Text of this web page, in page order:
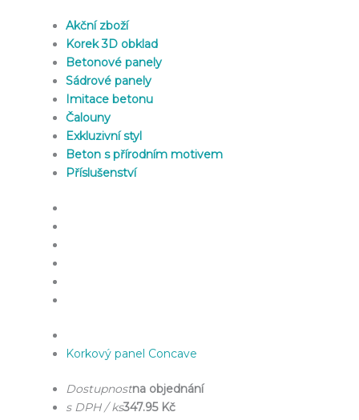
Akční zboží
Korek 3D obklad
Betonové panely
Sádrové panely
Imitace betonu
Čalouny
Exkluzivní styl
Beton s přírodním motivem
Příslušenství
Korkový panel Concave
Dostupnostna objednání
s DPH / ks347.95 Kč